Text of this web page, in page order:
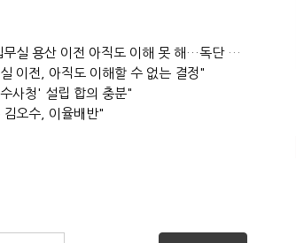
김한규 전 비서관 "집무실 용산 이전 아직도 이해 못 해…독단 우려"
이전, 아직도 이해할 수 없는 결정"
사청' 설립 합의 충분"
오수, 이율배반"